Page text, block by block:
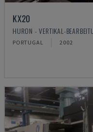
KX20
HURON - VERTIKAL-
PORTUGAL 2002